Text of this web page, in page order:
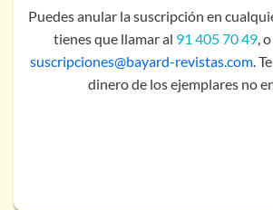
Puedes anular la suscripción en
tienes que llamar al 91 405 70 49,
suscripciones@bayard-revistas.com.
dinero de los ejemplares no